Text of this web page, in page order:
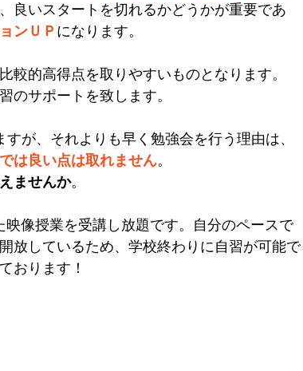
良いスタートを切れるかどうかが重要であ
ンＵＰ になります。
較的高得点を取りやすいものとなります。
のサポートを致します。
が、それよりも早く勉強会を行う理由は、
は良い点は取れません。
ませんか。
像授業を受講し放題です。自分のペースで
放しているため、学校終わりに自習が可能で
おります！